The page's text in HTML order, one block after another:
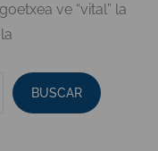
ve “vital” la
BUSCAR